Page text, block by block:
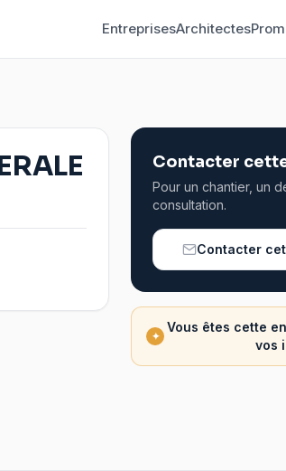
EntreprisesArchitectes
Contacter
Pour un chantier, un
consultation.
Contacter
✦
Vous êtes cette
vos